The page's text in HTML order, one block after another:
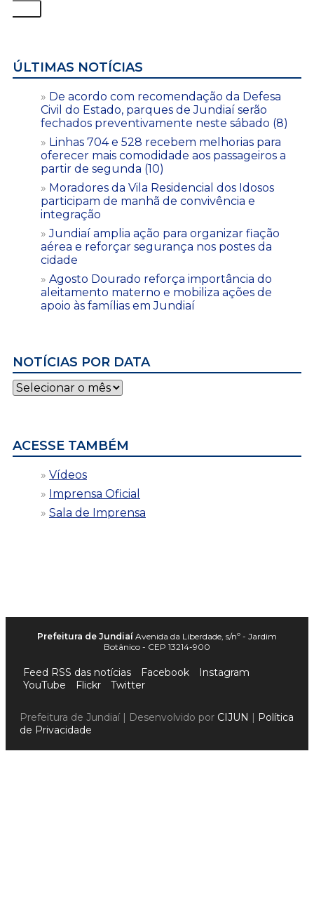
ÚLTIMAS NOTÍCIAS
De acordo com recomendação da Defesa
Civil do Estado, parques de Jundiaí serão
fechados preventivamente neste sábado (8)
Linhas 704 e 528 recebem melhorias para
oferecer mais comodidade aos passageiros a
partir de segunda (10)
Moradores da Vila Residencial dos Idosos
participam de manhã de convivência e
integração
Jundiaí amplia ação para organizar fiação
aérea e reforçar segurança nos postes da
cidade
Agosto Dourado reforça importância do
aleitamento materno e mobiliza ações de
apoio às famílias em Jundiaí
NOTÍCIAS POR DATA
Notícias
por
ACESSE TAMBÉM
Vídeos
Imprensa Oficial
Sala de Imprensa
Prefeitura de Jundiaí Avenida da Liberdade, s/nº - Jardim
Botânico - CEP 13214-900
Feed RSS das notícias Facebook
Instagram
YouTube
Flickr Twitter
Prefeitura de Jundiaí | Desenvolvido por CIJUN
Política
de Privacidade